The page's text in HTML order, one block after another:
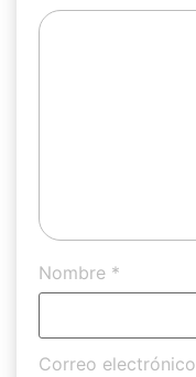
Nombre *
Correo electrónico